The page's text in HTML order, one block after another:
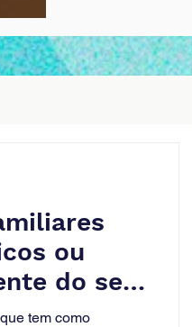
ou
do seu
tem como